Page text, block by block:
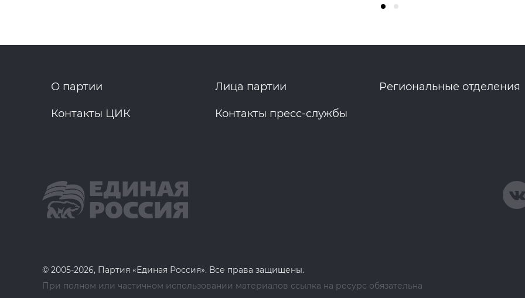
О партии Лица партии Региональные отделения
Контакты ЦИК Контакты пресс-службы
© 2005-2026, Партия «Единая Россия». Все права защищены.
При полном или частичном использовании материалов ссылка на ресурс обязательна